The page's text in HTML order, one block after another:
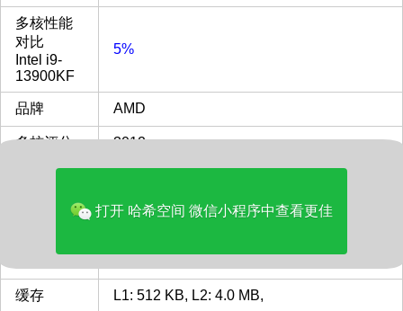
多核性能
对比
Intel i9-
13900KF
5%
品牌 AMD
多核评分 3012
CPU插槽 AM4AM4 插槽 接口 CPU列表
3.5
缓存 L1: 512 KB, L2: 4.0 MB,
打开 哈希空间 微信小程序中查看更佳